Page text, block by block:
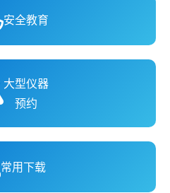
安全教育
大型仪器
预约
常用下载